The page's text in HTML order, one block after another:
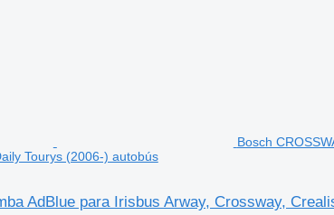
Bosch
Tourys (2006-) autobús
AdBlue para Irisbus Arway, Crossway,